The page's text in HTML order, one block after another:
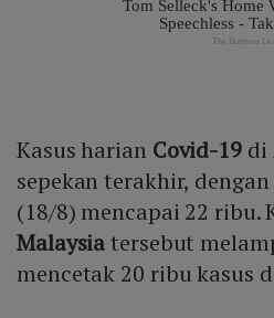
Kasus harian Covid-19di
sepekan terakhir,
(18/8) mencapai 22 ribu.
Malaysiatersebut
mencetak 20 ribu kasus